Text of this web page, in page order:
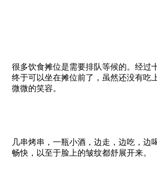
很多饮食摊位是需要排队等候的。经过
终于可以坐在摊位前了，虽然还没有吃
微微的笑容。
几串烤串，一瓶小酒，边走，边吃，边
畅快，以至于脸上的皱纹都舒展开来。